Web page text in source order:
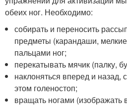
обеих ног. Необходимо:
собирать и переносить
предметы (карандаши,
пальцами ног;
перекатывать мячик (палку,
наклоняться вперед и назад,
этом голеностоп;
вращать ногами